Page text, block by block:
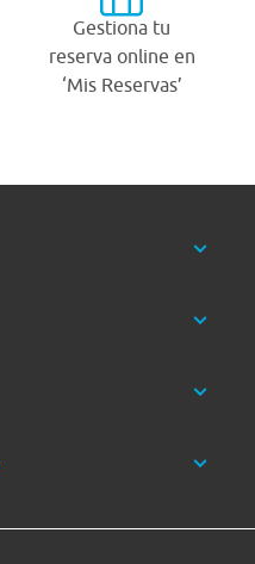
Gestiona tu
reserva online en
‘Mis Reservas’